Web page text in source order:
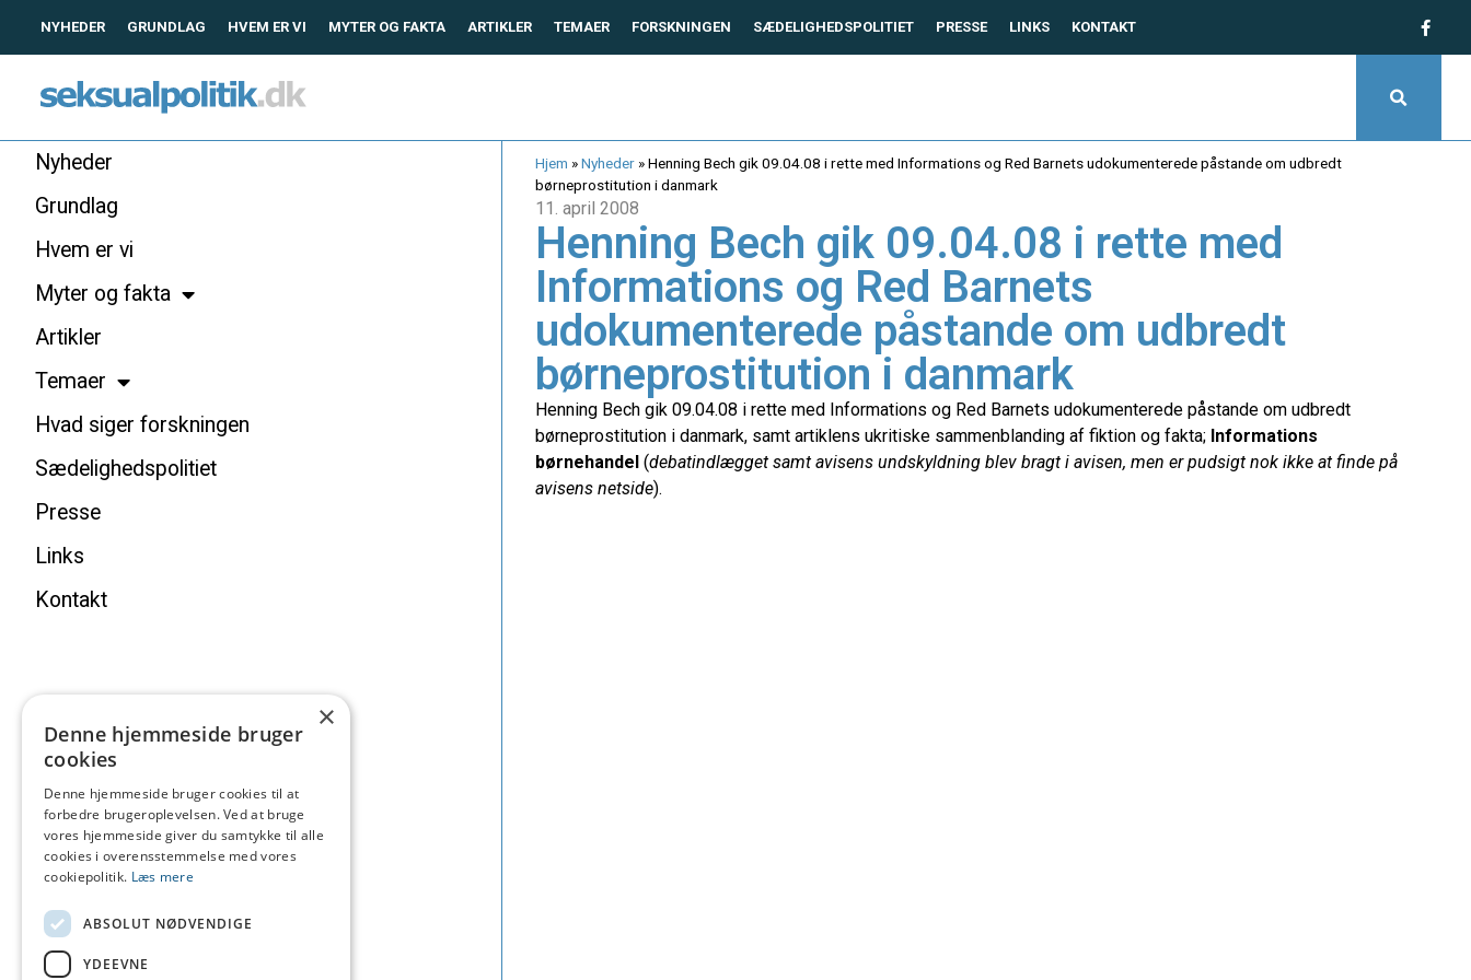
NYHEDER GRUNDLAG HVEM ER VI MYTER OG FAKTA ARTIKLER TEMAER FORSKNINGEN SÆDELIGHEDSPOLITIET PRESSE LINKS KONTAKT
Nyheder
Grundlag
Hvem er vi
Myter og fakta
Artikler
Temaer
Hvad siger forskningen
Sædelighedspolitiet
Presse
Links
Kontakt
Hjem »Nyheder»Henning Bech gik 09.04.08 i rette med Informations og Red Barnets udokumenterede påstande om udbredt
børneprostitution i danmark
11. april 2008
Henning Bech gik 09.04.08 i rette med
Informations og Red Barnets
udokumenterede påstande om udbredt
børneprostitution i danmark
Henning Bech gik 09.04.08 i rette med Informations og Red Barnets udokumenterede påstande om udbredt
børneprostitution i danmark, samt artiklens ukritiske sammenblanding af fiktion og fakta; Informations
børnehandel (debatindlægget samt avisens undskyldning blev bragt i avisen, men er pudsigt nok ikke at finde på
avisens netside).
×
Denne hjemmeside bruger
cookies
Denne hjemmeside bruger cookies til at
forbedre brugeroplevelsen. Ved at bruge
vores hjemmeside giver du samtykke til alle
cookies i overensstemmelse med vores
cookiepolitik. Læs mere
ABSOLUT NØDVENDIGE
YDEEVNE